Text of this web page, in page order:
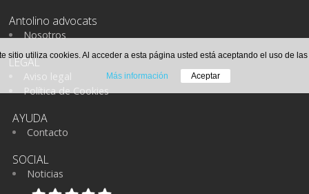
Antolino advocats
Nosotros
LEGAL
Aviso legal
Política de Cookies
AYUDA
Contacto
SOCIAL
Noticias
sitio utiliza cookies. Al acceder a esta página usted está aceptando el uso de las
Más información Aceptar